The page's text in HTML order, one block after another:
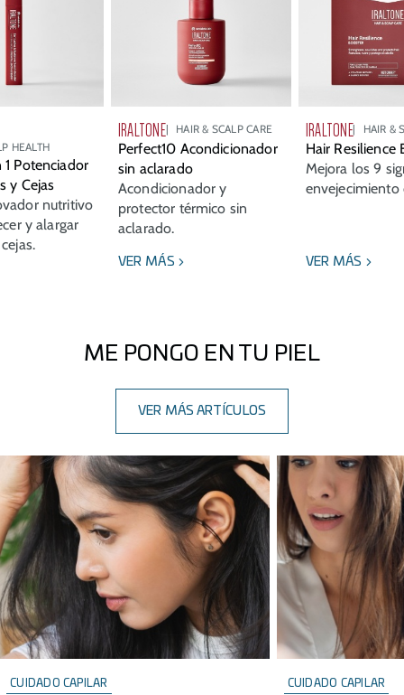
HEALTH
1 Potenciador
y Cejas
nutritivo
y alargar
IRALTONE HAIR & SCALP CARE
Perfect10 Acondicionador
sin aclarado
Acondicionador y
protector térmico sin
aclarado.
VER MÁS
IRALTONE HAIR &
Hair Resilience
Mejora los 9
envejecimiento
VER MÁS
ME PONGO EN TU PIEL
VER MÁS ARTÍCULOS
CUIDADO CAPILAR CUIDADO CAPILAR